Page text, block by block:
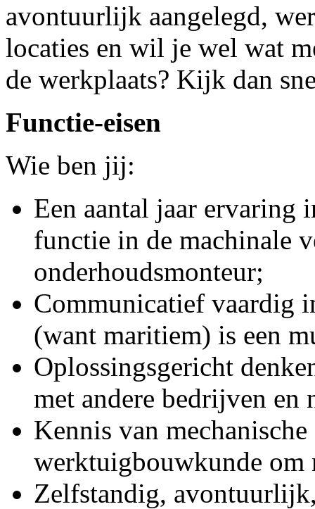
avontuurlijk aangelegd,
locaties en wil je wel wat
de werkplaats? Kijk dan
Functie-eisen
Wie ben jij:
Een aantal jaar ervaring
functie in de machinale
onderhoudsmonteur;
Communicatief vaardig
(want maritiem) is een
Oplossingsgericht
met andere bedrijven en
Kennis van mechanische
werktuigbouwkunde om
Zelfstandig,